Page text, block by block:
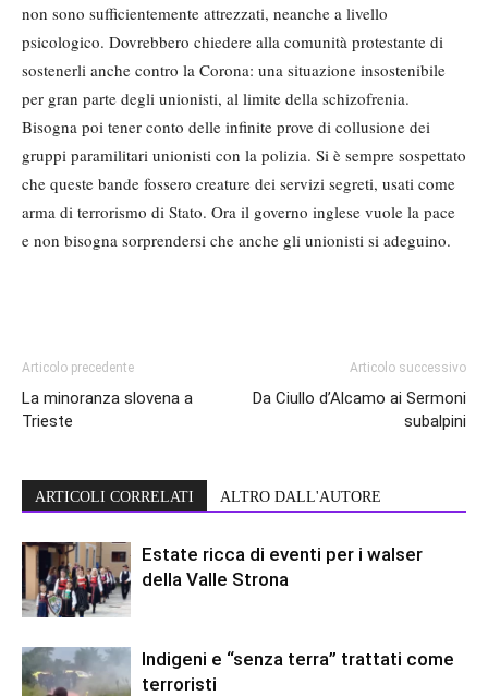
non sono sufficientemente attrezzati, neanche a livello
psicologico. Dovrebbero chiedere alla comunità protestante di
sostenerli anche contro la Corona: una situazione insostenibile
per gran parte degli unionisti, al limite della schizofrenia.
Bisogna poi tener conto delle infinite prove di collusione dei
gruppi paramilitari unionisti con la polizia. Si è sempre sospettato
che queste bande fossero creature dei servizi segreti, usati come
arma di terrorismo di Stato. Ora il governo inglese vuole la pace
e non bisogna sorprendersi che anche gli unionisti si adeguino.
Articolo precedente
La minoranza slovena a
Trieste
Articolo successivo
Da Ciullo d’Alcamo ai Sermoni
subalpini
ARTICOLI CORRELATI ALTRO DALL'AUTORE
Estate ricca di eventi per i walser
della Valle Strona
Indigeni e “senza terra” trattati come
terroristi